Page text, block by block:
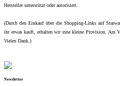
Hersteller unterstützt oder autorisiert.
(Durch den Einkauf über die Shopping-Links auf
ihr etwas kauft, erhalten wir eine kleine Provision. Am
Vielen Dank.)
Newsletter